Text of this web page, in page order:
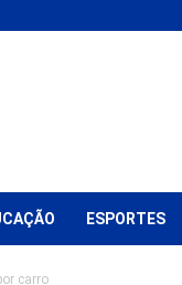
ESPORTES
carro